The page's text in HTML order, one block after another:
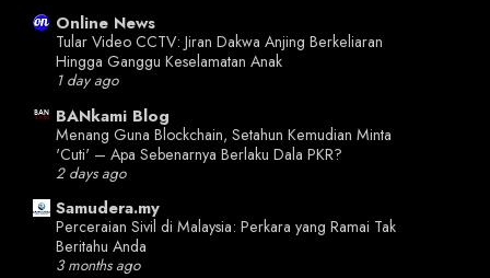
Online News
Tular Video CCTV: Jiran Dakwa Anjing Berkeliaran
Hingga Ganggu Keselamatan Anak
1 day ago
BANkami Blog
Menang Guna Blockchain, Setahun Kemudian Minta
'Cuti' – Apa Sebenarnya Berlaku Dala PKR?
2 days ago
Samudera.my
Perceraian Sivil di Malaysia: Perkara yang Ramai Tak
Beritahu Anda
3 months ago